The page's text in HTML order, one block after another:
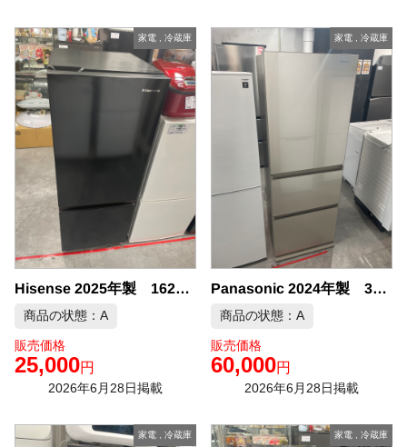
家電, 冷蔵庫
Hisense 2025年製 162L 冷凍冷蔵庫 中古品販売
商品の状態：A
販売価格
25,000円
2026年6月28日掲載
家電 , 冷蔵庫
Panasonic 2024年製 335L 3ドア 冷凍冷蔵庫 中古品販売
商品の状態：A
販売価格
60,000円
2026年6月28日掲載
家電, 冷蔵庫 家電 冷蔵庫